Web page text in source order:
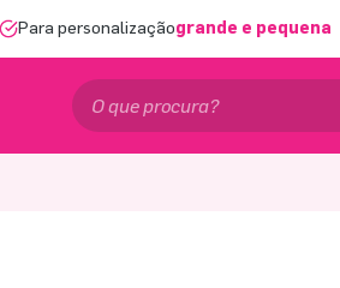
Para personalizaçãogrande e pequena